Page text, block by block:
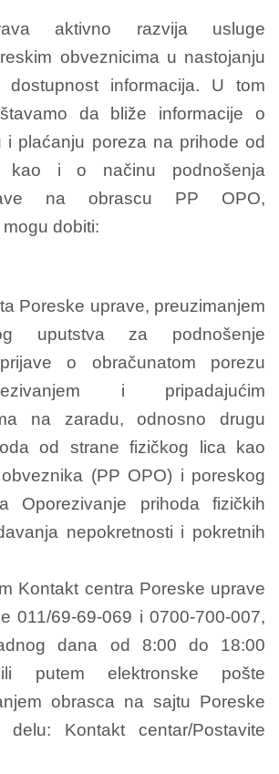
aktivno razvija usluge
obveznicima u nastojanju
informacija. U tom
da bliže informacije o
i plaćanju poreza na prihode od
kao i o načinu podnošenja
na obrascu PP OPO,
dobiti:
Poreske uprave, preuzimanjem
uputstva za podnošenje
o obračunatom porezu
i pripadajućim
na zaradu, odnosno drugu
od strane fizičkog lica kao
(PP OPO) i poreskog
Oporezivanje prihoda fizičkih
nepokretnosti i pokretnih
Kontakt centra Poreske uprave
011/69-69-069 i 0700-700-007,
dana od 8:00 do 18:00
putem elektronske pošte
obrasca na sajtu Poreske
Kontakt centar/Postavite